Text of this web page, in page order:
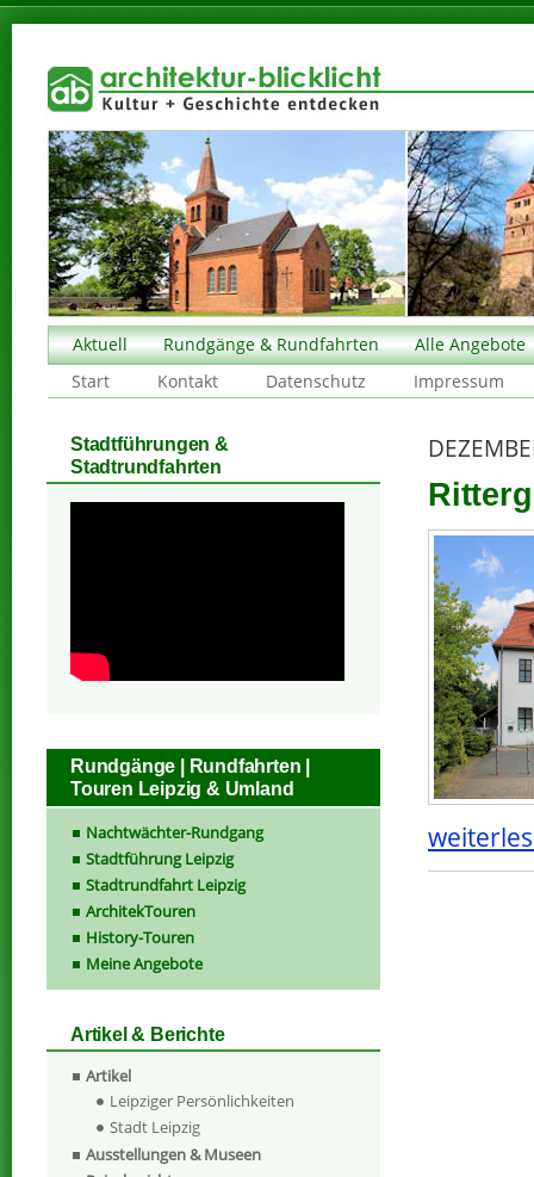
Aktuell Rundgänge & Rundfahrten
Alle Angebote
Start
Kontakt Datenschutz Impressum
Stadtführungen &
Stadtrundfahrten
Rundgänge | Rundfahrten |
Touren Leipzig & Umland
Nachtwächter-Rundgang
Stadtführung Leipzig
Stadtrundfahrt Leipzig
ArchitekTouren
History-Touren
Meine Angebote
Artikel & Berichte
Artikel
Leipziger Persönlichkeiten
Stadt Leipzig
Ausstellungen & Museen